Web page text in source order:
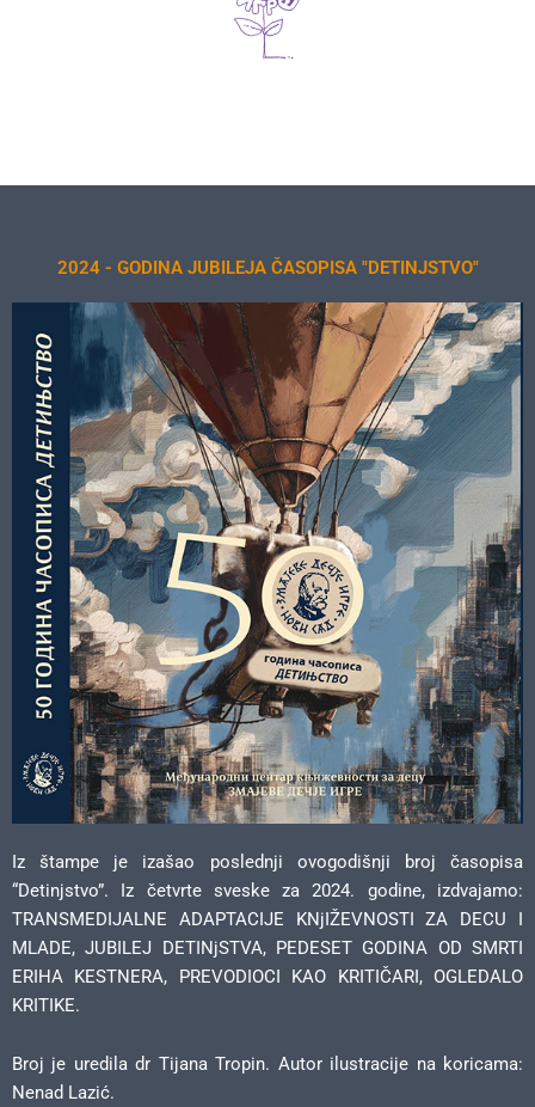
2024 - GODINA JUBILEJA ČASOPISA "DETINJSTVO"
Iz štampe je izašao poslednji ovogodišnji broj časopisa
“Detinjstvo”. Iz četvrte sveske za 2024. godine, izdvajamo:
TRANSMEDIJALNE ADAPTACIJE KNjIŽEVNOSTI ZA DECU I
MLADE, JUBILEJ DETINjSTVA, PEDESET GODINA OD SMRTI
ERIHA KESTNERA, PREVODIOCI KAO KRITIČARI, OGLEDALO
KRITIKE.
Broj je uredila dr Tijana Tropin. Autor ilustracije na koricama:
Nenad Lazić.